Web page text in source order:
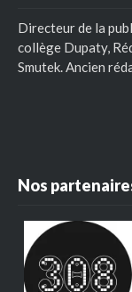
Directeur de la
collège Dupaty,
Smutek. Ancien
Nos